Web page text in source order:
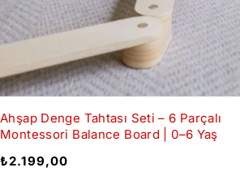
Ahşap Denge Tahtası Seti – 6 Parçalı
Montessori Balance Board | 0–6 Yaş
₺2.199,00